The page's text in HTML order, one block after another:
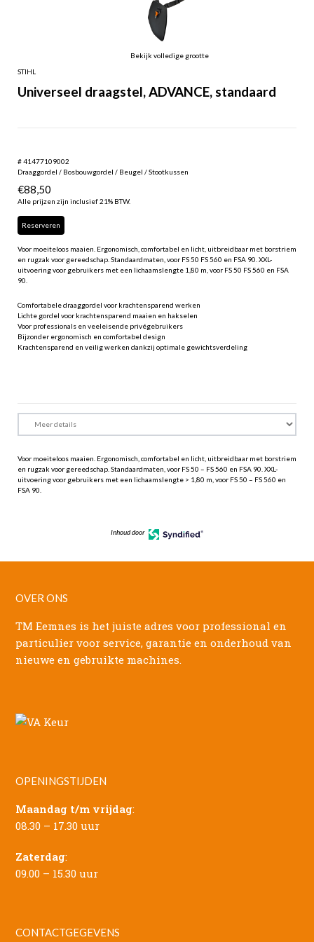
Bekijk volledige grootte
STIHL
Universeel draagstel, ADVANCE, standaard
# 41477109002
Draaggordel / Bosbouwgordel / Beugel / Stootkussen
€88,50
Alle prijzen zijn inclusief 21% BTW.
Reserveren
Voor moeiteloos maaien. Ergonomisch, comfortabel en licht, uitbreidbaar met borstriem
en rugzak voor gereedschap. Standaardmaten, voor FS 50 FS 560 en FSA 90. XXL-
uitvoering voor gebruikers met een lichaamslengte 1,80 m, voor FS 50 FS 560 en FSA
90.
Comfortabele draaggordel voor krachtensparend werken
Lichte gordel voor krachtensparend maaien en hakselen
Voor professionals en veeleisende privégebruikers
Bijzonder ergonomisch en comfortabel design
Krachtensparend en veilig werken dankzij optimale gewichtsverdeling
Voor moeiteloos maaien. Ergonomisch, comfortabel en licht, uitbreidbaar met borstriem
en rugzak voor gereedschap. Standaardmaten, voor FS 50 – FS 560 en FSA 90. XXL-
uitvoering voor gebruikers met een lichaamslengte > 1,80 m, voor FS 50 – FS 560 en
FSA 90.
Inhoud door
OVER ONS
TM Eemnes is het juiste adres voor professional en
particulier voor service, garantie en onderhoud van
nieuwe en gebruikte machines.
OPENINGSTIJDEN
Maandag t/m vrijdag:
08.30 – 17.30 uur
Zaterdag:
09.00 – 15.30 uur
CONTACTGEGEVENS